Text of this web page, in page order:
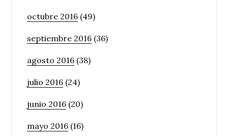
octubre 2016 (49)
septiembre 2016 (36)
agosto 2016 (38)
julio 2016 (24)
junio 2016 (20)
mayo 2016 (16)